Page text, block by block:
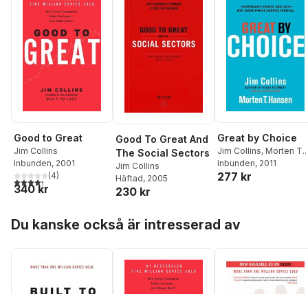
Good to Great
Jim Collins
Inbunden, 2001
4,3utav 5 stjärnor. Totalt antal röster:
(4)
340 kr
Good To Great And
The Social Sectors
Jim Collins
Häftad, 2005
230 kr
Great by Choice
Jim Collins, Morten T.
Hansen
Inbunden, 2011
277 kr
Du kanske också är intresserad av